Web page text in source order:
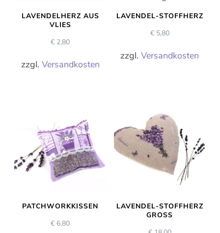
LAVENDELHERZ AUS
VLIES
€ 2,80
zzgl. Versandkosten
LAVENDEL-STOFFHERZ
€5,80
zzgl.Versandkosten
PATCHWORKKISSEN
€ 6,80
LAVENDEL-STOFFHERZ
GROSS